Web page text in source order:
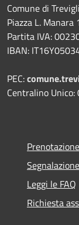
Comune di
Piazza L.
Partita IVA:
IBAN:
PEC:
Centralino
Leggi le FAQ
Richiesta